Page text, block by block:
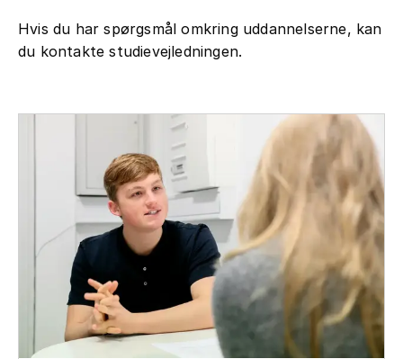
Hvis du har spørgsmål omkring uddannelserne, kan
du kontakte studievejledningen.